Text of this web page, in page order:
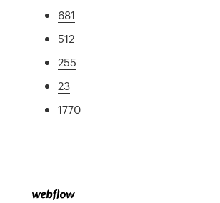
681
512
255
23
1770